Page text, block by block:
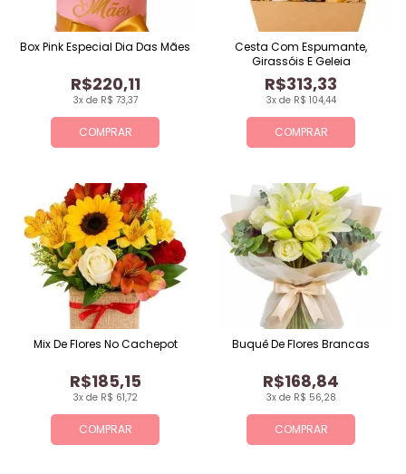
COMPRAR
3x de R$ 73,37
R$220,11
Box Pink Especial Dia Das Mães
COMPRAR
3x de R$ 104,44
R$313,33
Cesta Com Espumante,
Girassóis E Geleia
COMPRAR
3x de R$ 61,72
R$185,15
Mix De Flores No Cachepot
COMPRAR
3x de R$ 56,28
R$168,84
Buquê De Flores Brancas